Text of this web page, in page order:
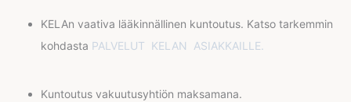
KELAn vaativa lääkinnällinen kuntoutus. Katso tarkemmin
kohdasta PALVELUT KELAN ASIAKKAILLE.
Kuntoutus vakuutusyhtiön maksamana.